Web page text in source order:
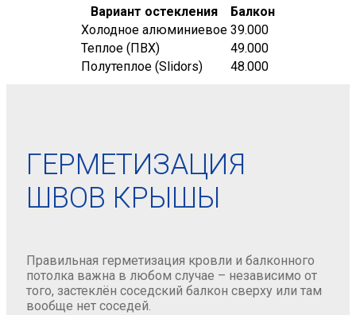
Вариант остекления
Балкон
Холодное алюминиевое 39.000
Теплое (ПВХ)
49.000
Полутеплое (Slidors)
48.000
ГЕРМЕТИЗАЦИЯ
ШВОВ КРЫШЫ
Правильная герметизация кровли и балконного
потолка важна в любом случае – независимо от
того, застеклён соседский балкон сверху или там
вообще нет соседей.